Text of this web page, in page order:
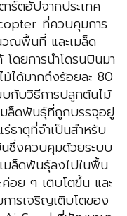
ร์ตอัปจากประเทศ
ที่ควบคุมการ
วณพื้นที่ และเมล็ด
ดยการนำโดรนบินมา
ได้มากถึงร้อยละ 80
บกับวิธีการปลูกต้นไม้
ล็ดพันธุ์ที่ถูกบรรจุอยู่
ธาตุที่จำเป็นสำหรับ
ซึ่งควบคุมด้วยระบบ
มล็ดพันธุ์ลงไปในพื้น
อย ๆ เติบโตขึ้น และ
ารเจริญเติบโตของ